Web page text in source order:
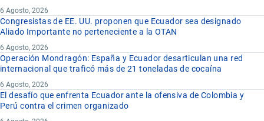
6 Agosto, 2026
Congresistas de EE. UU. proponen que Ecuador sea designado
Aliado Importante no perteneciente a la OTAN
6 Agosto, 2026
Operación Mondragón: España y Ecuador desarticulan una red
internacional que traficó más de 21 toneladas de cocaína
6 Agosto, 2026
El desafío que enfrenta Ecuador ante la ofensiva de Colombia y
Perú contra el crimen organizado